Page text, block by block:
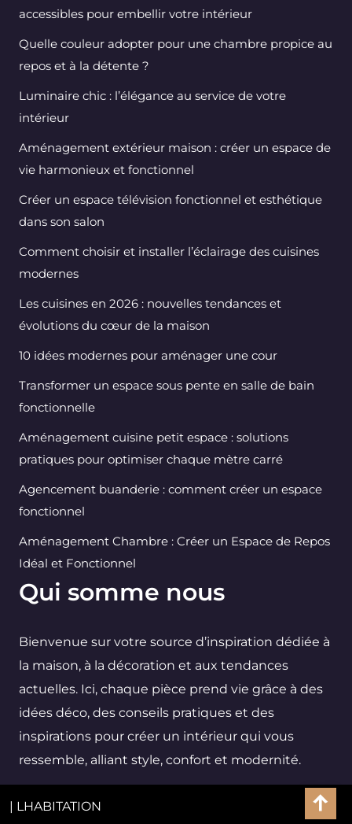
accessibles pour embellir votre intérieur
Quelle couleur adopter pour une chambre propice au
repos et à la détente ?
Luminaire chic : l’élégance au service de votre
intérieur
Aménagement extérieur maison : créer un espace de
vie harmonieux et fonctionnel
Créer un espace télévision fonctionnel et esthétique
dans son salon
Comment choisir et installer l’éclairage des cuisines
modernes
Les cuisines en 2026 : nouvelles tendances et
évolutions du cœur de la maison
10 idées modernes pour aménager une cour
Transformer un espace sous pente en salle de bain
fonctionnelle
Aménagement cuisine petit espace : solutions
pratiques pour optimiser chaque mètre carré
Agencement buanderie : comment créer un espace
fonctionnel
Aménagement Chambre : Créer un Espace de Repos
Idéal et Fonctionnel
Qui somme nous
Bienvenue sur votre source d’inspiration dédiée à
la maison, à la décoration et aux tendances
actuelles. Ici, chaque pièce prend vie grâce à des
idées déco, des conseils pratiques et des
inspirations pour créer un intérieur qui vous
ressemble, alliant style, confort et modernité.
| LHABITATION